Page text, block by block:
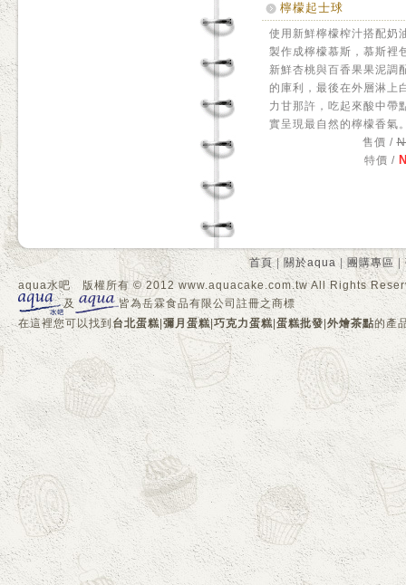
檸檬起士球
使用新鮮檸檬榨汁搭配奶
製作成檸檬慕斯，慕斯裡
新鮮杏桃與百香果果泥調
的庫利，最後在外層淋上
力甘那許，吃起來酸中帶
實呈現最自然的檸檬香氣
售價 /
特價 /
首頁| 關於aqua | 團購專區 |
aqua水吧 版權所有 © 2012 www.aquacake.com.tw All Rights
及
皆為岳霖食品有限公司註冊之商標
在這裡您可以找到 台北蛋糕 彌月蛋糕|巧克力蛋糕 蛋糕批發| 外燴茶點的產